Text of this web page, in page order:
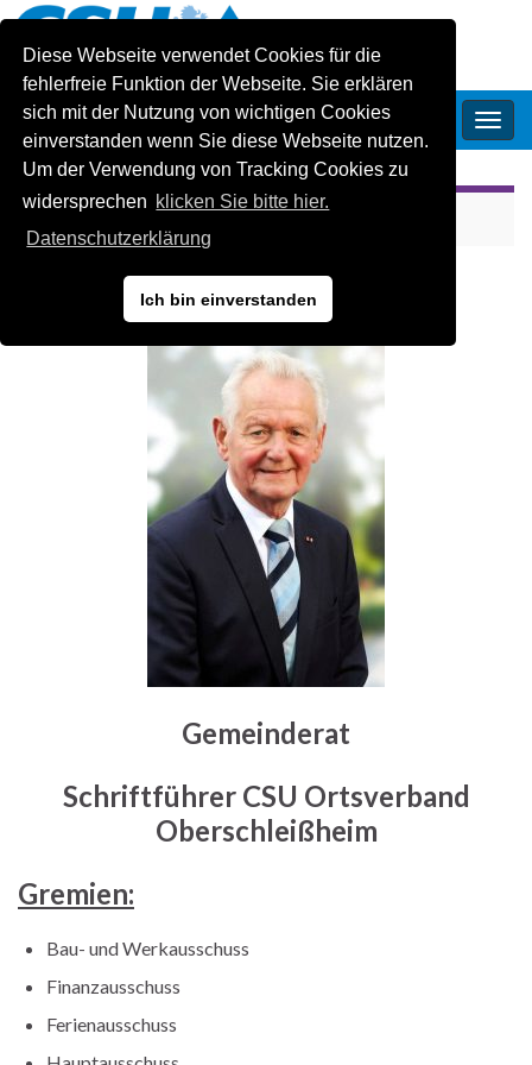
Diese Webseite verwendet Cookies für die
fehlerfreie Funktion der Webseite. Sie erklären
sich mit der Nutzung von wichtigen Cookies
einverstanden wenn Sie diese Webseite nutzen.
Um der Verwendung von Tracking Cookies zu
widersprechen klicken Sie bitte hier.
Datenschutzerklärung
Ich bin einverstanden
CSU-Ortsverband Oberschleissheim
Zurück zu
Peter Benthues
Gemeinderat
Schriftführer CSU Ortsverband
Oberschleißheim
Gremien:
Bau- und Werkausschuss
Finanzausschuss
Ferienausschuss